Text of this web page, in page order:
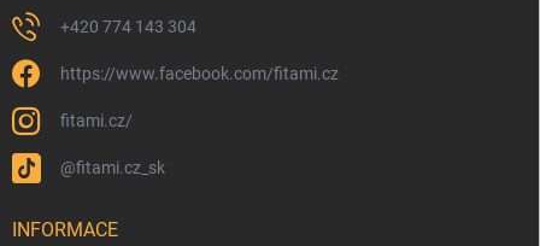
+420 774 143 304
https://www.facebook.com/fitami.cz
fitami.cz/
@fitami.cz_sk
INFORMACE